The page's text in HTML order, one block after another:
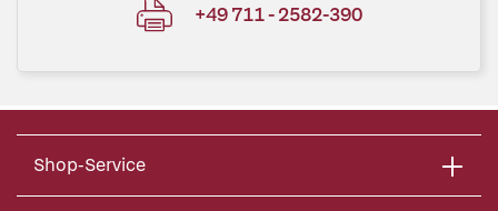
+49 711 - 2582-390
Shop-Service